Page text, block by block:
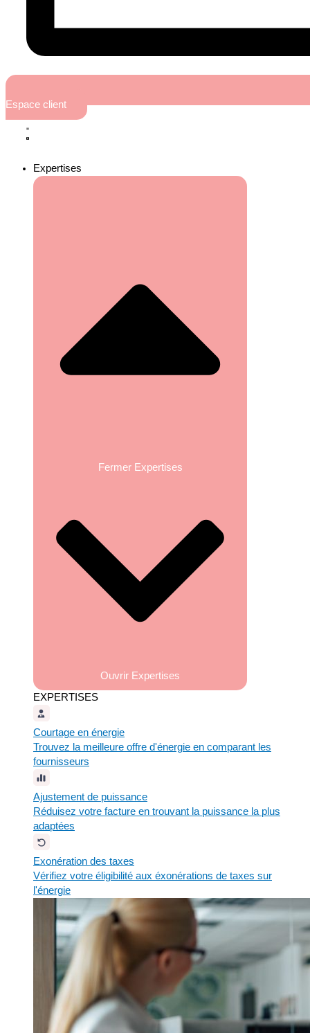
Espace client
Expertises
Fermer Expertises
Ouvrir Expertises
EXPERTISES
Courtage en énergie
Trouvez la meilleure offre d'énergie en comparant les
fournisseurs
Ajustement de puissance
Réduisez votre facture en trouvant la puissance la plus
adaptées
Exonération des taxes
Vérifiez votre éligibilité aux éxonérations de taxes sur
l'énergie